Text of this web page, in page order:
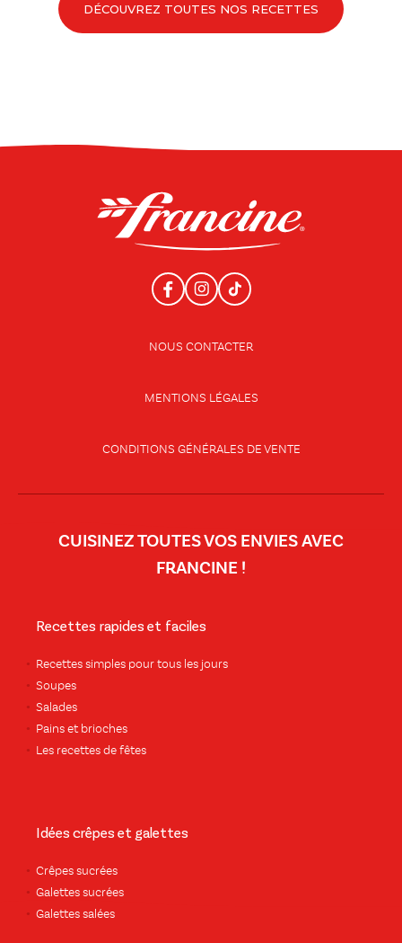
DÉCOUVREZ TOUTES NOS RECETTES
NOUS CONTACTER
MENTIONS LÉGALES
CONDITIONS GÉNÉRALES DE VENTE
CUISINEZ TOUTES VOS ENVIES AVEC
FRANCINE !
Recettes rapides et faciles
Recettes simples pour tous les jours
Soupes
Salades
Pains et brioches
Les recettes de fêtes
Idées crêpes et galettes
Crêpes sucrées
Galettes sucrées
Galettes salées